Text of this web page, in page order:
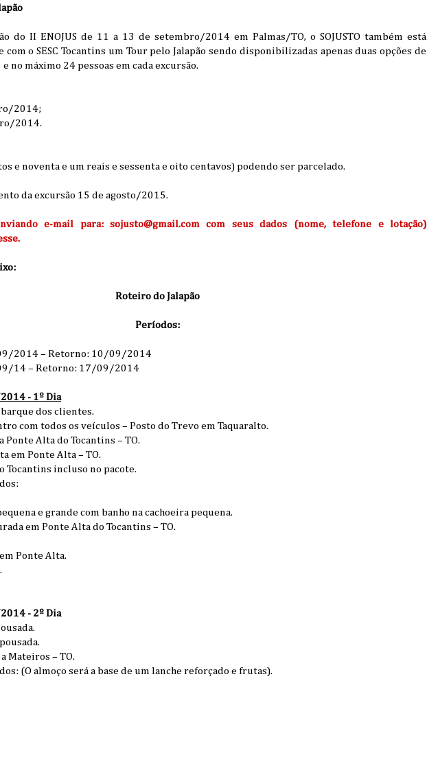
do II ENOJUS de 11 a 13 de setembro/2014 em Palmas/TO, o SOJUSTO também está
o SESC Tocantins um Tour pelo Jalapão sendo disponibilizadas apenas duas opções de
no máximo 24 pessoas em cada excursão.
2014;
2014.
e noventa e um reais e sessenta e oito centavos) podendo ser parcelado.
da excursão 15 de agosto/2015.
e-mail para: sojusto@gmail.com com seus dados (nome, telefone e lotação)
Roteiro do Jalapão
Períodos:
2014 – Retorno: 10/09/2014
14 – Retorno: 17/09/2014
- 1º Dia
dos clientes.
com todos os veículos – Posto do Trevo em Taquaralto.
Ponte Alta do Tocantins – TO.
em Ponte Alta – TO.
Tocantins incluso no pacote.
e grande com banho na cachoeira pequena.
em Ponte Alta do Tocantins – TO.
Ponte Alta.
- 2º Dia
Mateiros – TO.
(O almoço será a base de um lanche reforçado e frutas).